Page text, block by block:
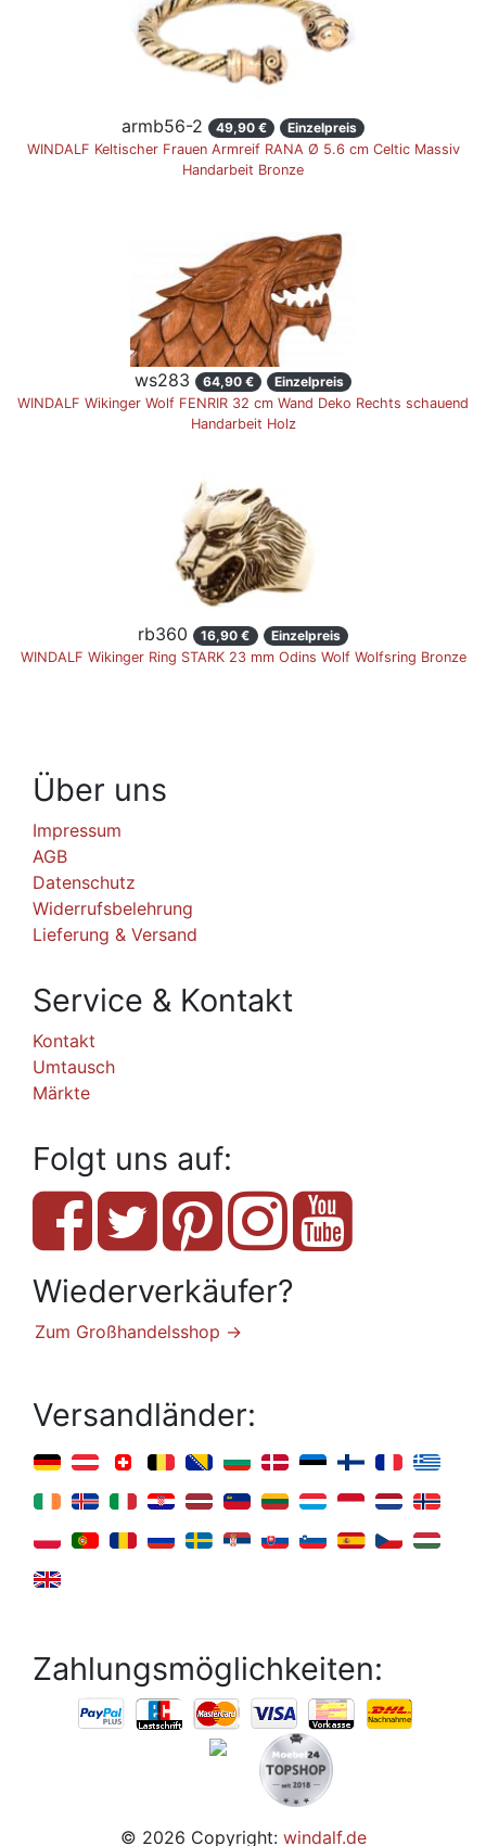
armb56-2 49,90 €
Einzelpreis
WINDALF Keltischer Frauen Armreif RANA Ø 5.6 cm Celtic Massiv
Handarbeit Bronze
ws283 64,90 €
Einzelpreis
WINDALF Wikinger Wolf FENRIR 32 cm Wand Deko Rechts schauend
Handarbeit Holz
rb360 16,90 €
Einzelpreis
WINDALF Wikinger Ring STARK 23 mm Odins Wolf Wolfsring Bronze
Über uns
Impressum
AGB
Datenschutz
Widerrufsbelehrung
Lieferung & Versand
Service & Kontakt
Kontakt
Umtausch
Märkte
Folgt uns auf:
Wiederverkäufer?
Zum Großhandelsshop →
Versandländer:
Zahlungsmöglichkeiten:
© 2026 Copyright: windalf.de